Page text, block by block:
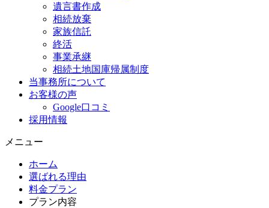
遺言書作成
相続放棄
家族信託
終活
事業承継
相続土地国庫帰属制度
当事務所について
お客様の声
Google口コミ
採用情報
メニュー
ホーム
選ばれる理由
料金プラン
プラン内容